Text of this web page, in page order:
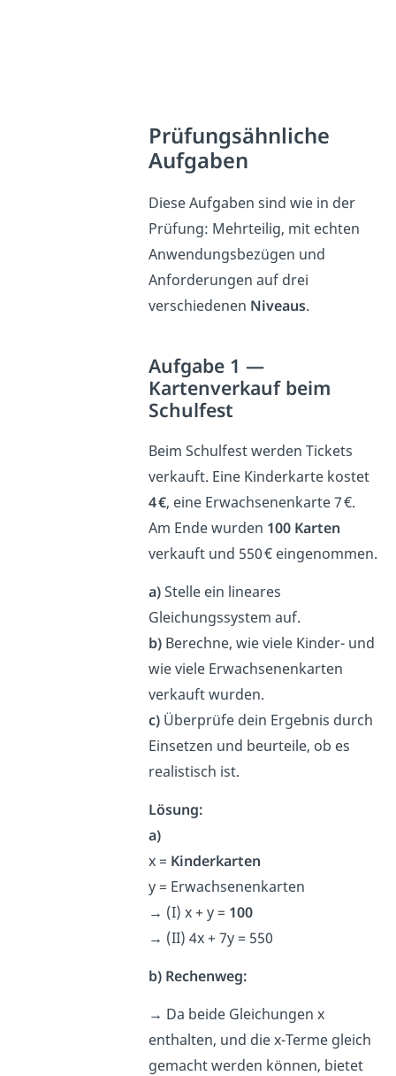
Prüfungsähnliche
Aufgaben
Diese Aufgaben sind wie in der
Prüfung: Mehrteilig, mit echten
Anwendungsbezügen und
Anforderungen auf drei
verschiedenen Niveaus.
Aufgabe 1 —
Kartenverkauf beim
Schulfest
Beim Schulfest werden Tickets
verkauft. Eine Kinderkarte kostet
4 €, eine Erwachsenenkarte 7 €.
Am Ende wurden 100 Karten
verkauft und 550 € eingenommen.
a)Stelle ein lineares
Gleichungssystem auf.
b)Berechne, wie viele Kinder- und
wie viele Erwachsenenkarten
verkauft wurden.
c)Überprüfe dein Ergebnis durch
Einsetzen und beurteile, ob es
realistisch ist.
Lösung:
a)
x = Kinderkarten
y = Erwachsenenkarten
→ (I) x + y = 100
→ (II) 4x + 7y = 550
b) Rechenweg:
→ Da beide Gleichungen x
enthalten, und die x-Terme gleich
gemacht werden können, bietet